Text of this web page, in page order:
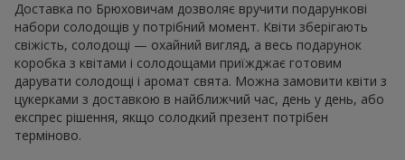
Доставка по Брюховичам дозволяє вручити подарункові
набори солодощів у потрібний момент. Квіти зберігають
свіжість, солодощі — охайний вигляд, а весь подарунок
коробка з квітами і солодощами приїжджає готовим
дарувати солодощі і аромат свята. Можна замовити квіти з
цукерками з доставкою в найближчий час, день у день, або
експрес рішення, якщо солодкий презент потрібен
терміново.